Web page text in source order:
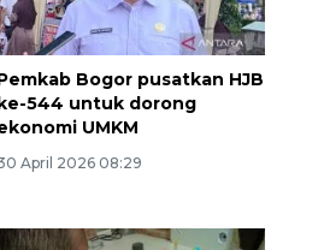
Bogor pusatkan HJB
544 untuk dorong
UMKM
April 2026 08:29
kejahatan